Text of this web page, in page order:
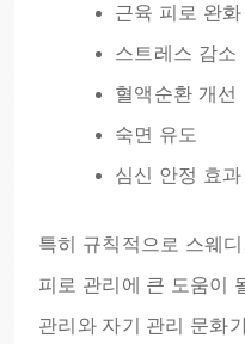
근육 피로 완화
스트레스 감소
혈액순환 개선
숙면 유도
심신 안정 효과
특히 규칙적으로 스웨
피로 관리에 큰 도움이
관리와 자기 관리 문화